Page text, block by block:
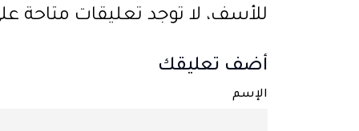
للأسف، لا توجد تعليقات متاحة
أضف تعليقك
الإسم